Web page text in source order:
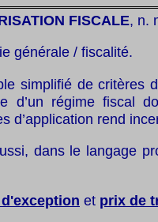
FISCALE, n.
générale / fiscalité.
simplifié de critères
d’un régime fiscal
d’application rend
dans le langage
et prix de